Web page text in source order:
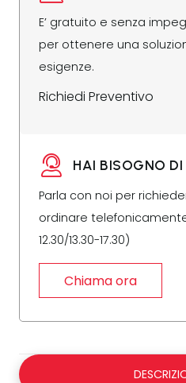
E’ gratuito e senza
per ottenere una
esigenze.
Richiedi Preventivo
HAI BISOGNO
Parla con noi per
ordinare
12.30/13.30-17.30)
Chiama ora